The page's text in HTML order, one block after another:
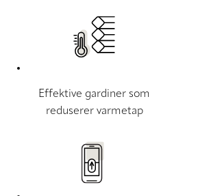
Effektive gardiner som
reduserer varmetap